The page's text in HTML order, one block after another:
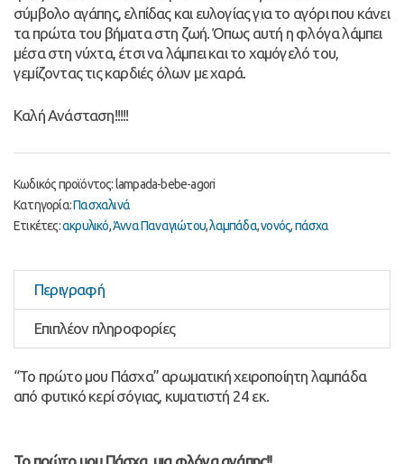
σύμβολο αγάπης, ελπίδας και ευλογίας για το αγόρι που κάνει
τα πρώτα του βήματα στη ζωή. Όπως αυτή η φλόγα λάμπει
μέσα στη νύχτα, έτσι να λάμπει και το χαμόγελό του,
γεμίζοντας τις καρδιές όλων με χαρά.
Καλή Ανάσταση!!!!!
Κωδικός προϊόντος:lampada-bebe-agori
Κατηγορία:Πασχαλινά
Ετικέτες:ακρυλικό,Άννα Παναγιώτου,λαμπάδα,νονός,πάσχα
Περιγραφή
Επιπλέον πληροφορίες
“Το πρώτο μου Πάσχα” αρωματική χειροποίητη λαμπάδα
από φυτικό κερί σόγιας, κυματιστή 24 εκ.